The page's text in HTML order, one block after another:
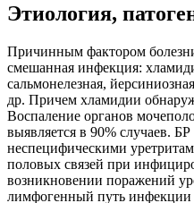
Этиология,
Причинным фактором
смешанная инфекция:
сальмонелезная,
др. Причем хламидии
Воспаление органов
выявляется в 90% случаев.
неспецифическими
половых связей при
возникновении поражений
лимфогенный путь инфекции